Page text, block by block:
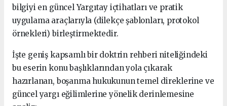
bilgiyi en güncel Yargıtay içtihatları ve pratik
uygulama araçlarıyla (dilekçe şablonları, protokol
örnekleri) birleştirmektedir.
İşte geniş kapsamlı bir doktrin rehberi niteliğindeki
bu eserin konu başlıklarından yola çıkarak
hazırlanan, boşanma hukukunun temel direklerine ve
güncel yargı eğilimlerine yönelik derinlemesine